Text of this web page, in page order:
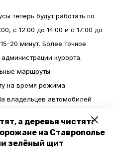
а деревья чистят:
на Ставрополье
зелёный щит
теперь будут работать по
с 12:00 до 14:00 и с 17:00 до
20 минут. Более точное
курорта.
маршруты
на время режима
владельцев автомобилей
работодатель.